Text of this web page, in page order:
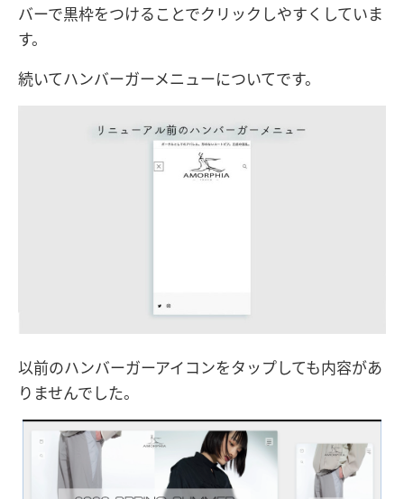
バーで黒枠をつけることでクリックしやすくしていま
す。
続いてハンバーガーメニューについてです。
以前のハンバーガーアイコンをタップしても内容があ
りませんでした。